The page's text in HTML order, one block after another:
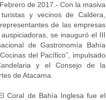
de 2017.- Con la masiva
y vecinos de Caldera,
de las empresas
se inauguró el III
de Gastronomía Bahía
del Pacífico”, impulsado
y el Consejo de la
de Atacama.
Coral de Bahía Inglesa fue el